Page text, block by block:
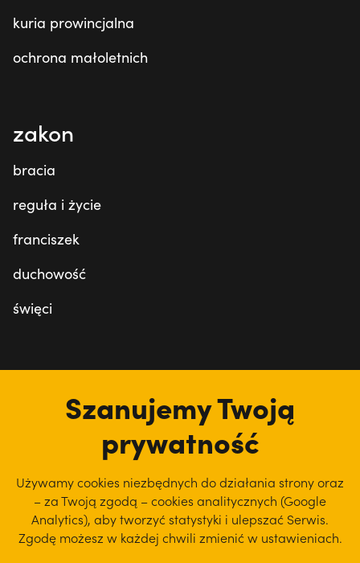
kuria prowincjalna
ochrona małoletnich
zakon
bracia
reguła i życie
franciszek
duchowość
święci
Szanujemy Twoją
prywatność
Używamy cookies niezbędnych do działania strony oraz
– za Twoją zgodą – cookies analitycznych (Google
Analytics), abytworzyć statystyki i ulepszać Serwis.
Zgodę możesz w każdej chwili zmienić w ustawieniach.